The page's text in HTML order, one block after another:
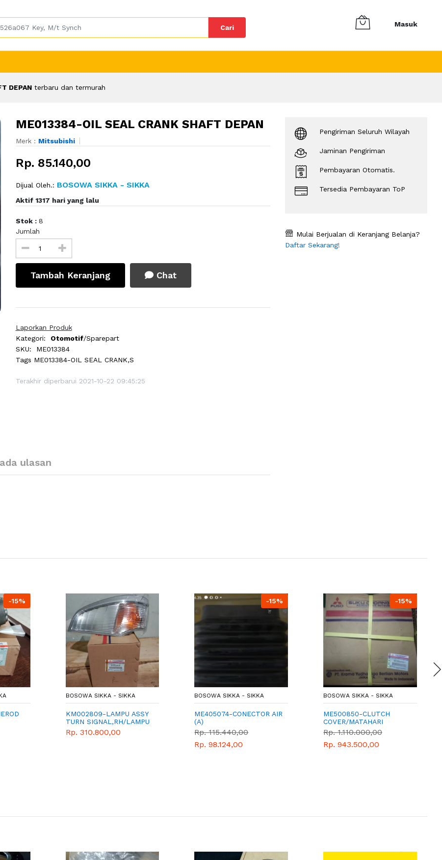
Cari Masuk
DEPAN terbaru dan termurah
ME013384-OIL SEAL CRANK SHAFT DEPAN
Merk : Mitsubishi
Rp. 85.140,00
Dijual Oleh.: BOSOWA SIKKA - SIKKA
Aktif 1317 hari yang lalu
Stok : 8
Jumlah
Tambah Keranjang Chat
Laporkan Produk
Kategori:
Otomotif/Sparepart
SKU:
ME013384
Tags ME013384-OIL SEAL CRANK,S
Terakhir diperbarui 2021-10-22 09:45:25
ulasan
Pengiriman Seluruh Wilayah
Jaminan Pengiriman
Pembayaran Otomatis.
Tersedia Pembayaran ToP
Mulai Berjualan di Keranjang Belanja?
Daftar Sekarang!
-15%
BOSOWA SIKKA - SIKKA
KM002809-LAMPU ASSY
TURN SIGNAL,RH/LAMPU
SEIN KANAN
Rp. 310.800,00
-15%
BOSOWA SIKKA - SIKKA
ME405074-CONECTOR AIR
(A)
Rp. 115.440,00
Rp. 98.124,00
-15%
BOSOWA SIKKA - SIKKA
ME500850-CLUTCH
COVER/MATAHARI
Rp. 1.110.000,00
Rp. 943.500,00